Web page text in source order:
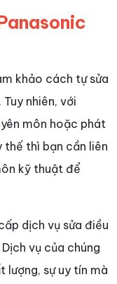
khảo cách tự sửa
nhiên, với
môn hoặc phát
thế thì bạn cần liên
kỹ thuật để
dịch vụ sửa điều
vụ của chúng
sự uy tín mà